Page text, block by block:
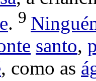
. 9
santo,
, como as